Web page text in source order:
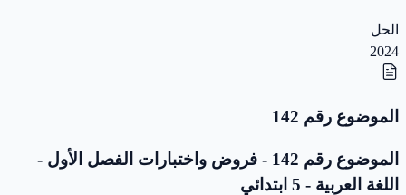
الحل
2024
الموضوع رقم 142
الموضوع رقم 142 - فروض واختبارات الفصل الأول -
اللغة العربية - 5 ابتدائي